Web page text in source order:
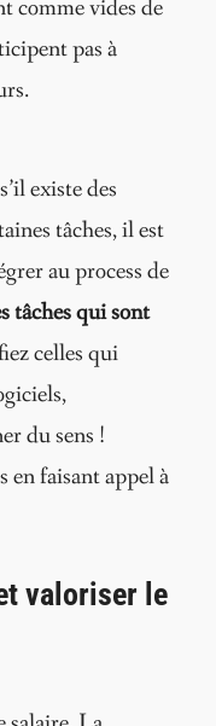
comme vides de
pas à
existe des
tâches, il est
au process de
tâches qui sont
celles qui
du sens !
en faisant appel à
valoriser le